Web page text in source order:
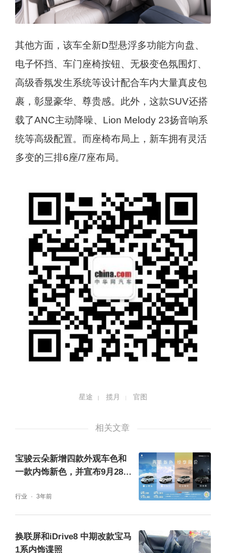
其他方面，该车全新D型悬浮多功能方向盘、
电子怀挡、车门座椅按钮、无极变色氛围灯、
高级香氛发生系统等设计配合车内大量真皮包
裹，彰显豪华、尊贵感。此外，这款SUV还搭
载了ANC主动降噪、Lion Melody 23扬音响系
统等高级配置。而座椅布局上，新车拥有灵活
多变的三排6座/7座布局。
星途 揽月 官图
相关文章
宝骏云朵新增四款外观车色和
一款内饰新色，并宣布9月28日
行业 3年前
换联屏和iDrive8 中期改款宝马
1系内饰谍照